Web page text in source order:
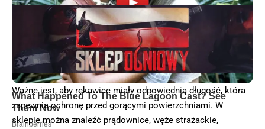
Ważne jest, aby rękawice miały odpowiednią długość, która
zapewnia ochronę przed gorącymi powierzchniami. W
sklepie można znaleźć prądownice, węże strażackie,